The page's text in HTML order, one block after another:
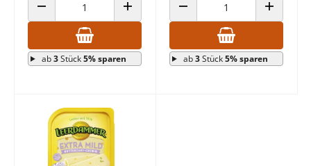
ANZAHL VERRINGERN ANZAHL ERHÖHEN
ab3Stück5% sparen
ANZAHL VERRINGERN ANZAHL
ab3Stück5% sparen